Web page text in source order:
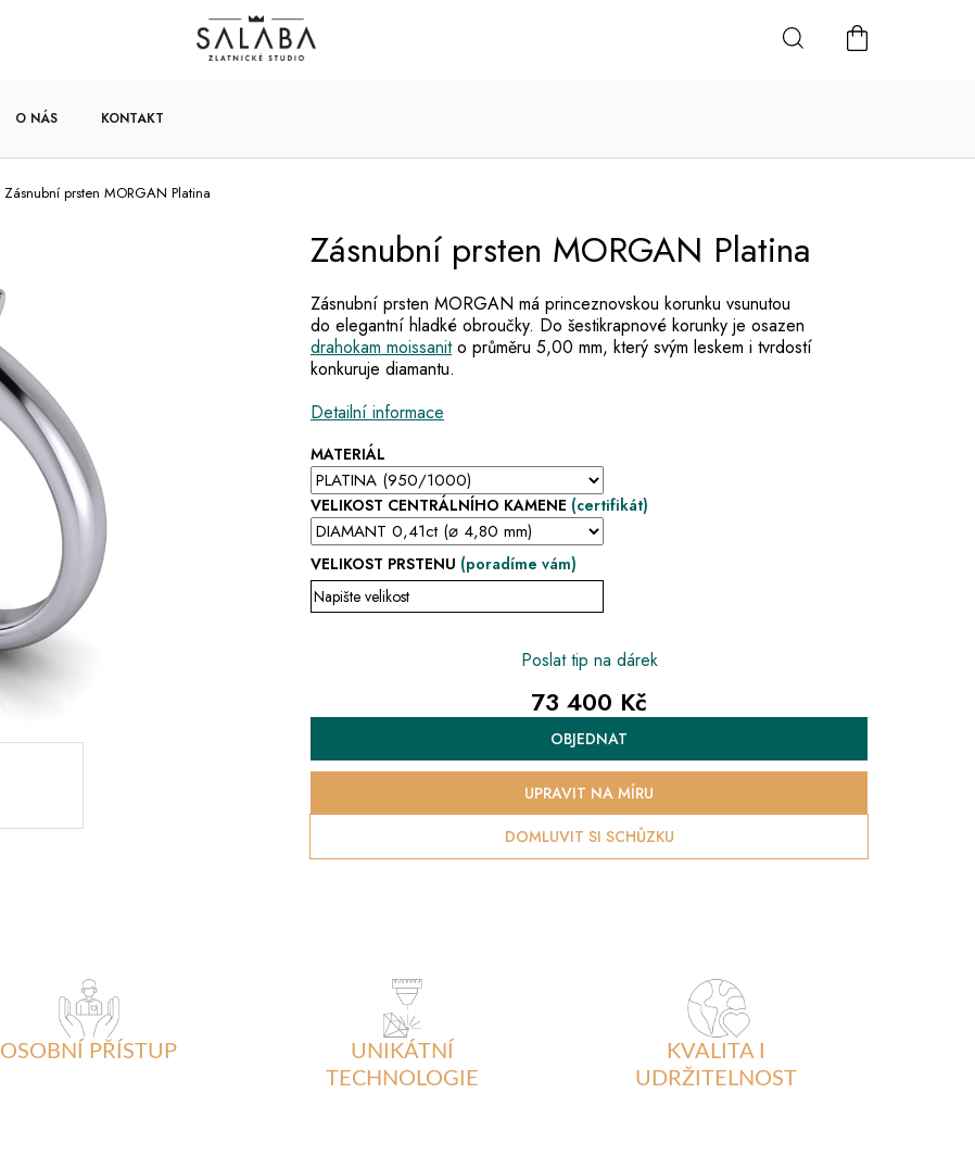
NÁKUPNÍ
O NÁS KONTAKT
Zásnubní prsten MORGAN Platina
MATERIÁL
VELIKOST CENTRÁLNÍHO KAMENE (certifikát)
VELIKOST PRSTENU (poradíme vám)
Zásnubní prsten MORGAN má princeznovskou korunku vsunutou
do elegantní hladké obroučky. Do šestikrapnové korunky je osazen
drahokam moissanito průměru 5,00 mm, který svým leskem i tvrdostí
konkuruje diamantu.
Detailní informace
Zásnubní prsten MORGAN Platina
Poslat tip na dárek
73 400 Kč
Měrná
cena:
OBJEDNAT
DOMLUVIT SI SCHŮZKU
UPRAVIT NA MÍRU
OSOBNÍ PŘÍSTUP
UNIKÁTNÍ
TECHNOLOGIE
KVALITA I
UDRŽITELNOST